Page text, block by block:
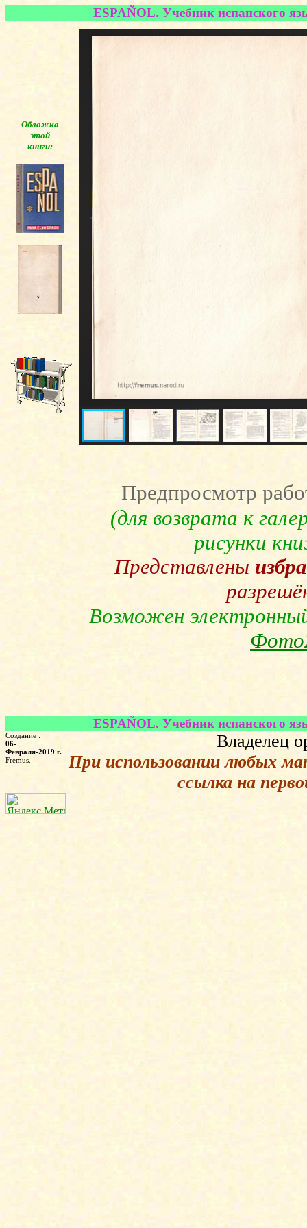
ESPAÑOL. Учебник испанского
Обложка
этой
книги:
◄
Предпросмотр
(для возврата к
рисунки
Представлены
Возможен
ESPAÑOL. Учебник испанского
Создание :
06-
Февраля-2019 г.
Fremus.
Владелец
При использовании любых
ссылка на